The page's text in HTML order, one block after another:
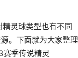
灵球类型也有不同
。下面就为大家整理
赛季传说精灵